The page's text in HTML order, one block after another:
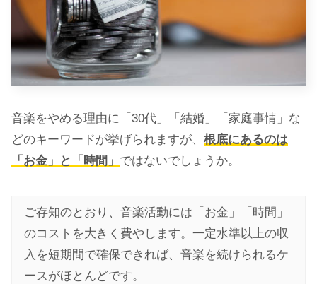
音楽をやめる理由に「30代」「結婚」「家庭事情」な
どのキーワードが挙げられますが、 根底にあるのは
「お金」と「時間」 ではないでしょうか。
ご存知のとおり、音楽活動には「お金」「時間」
のコストを大きく費やします。一定水準以上の収
入を短期間で確保できれば、音楽を続けられるケ
ースがほとんどです。